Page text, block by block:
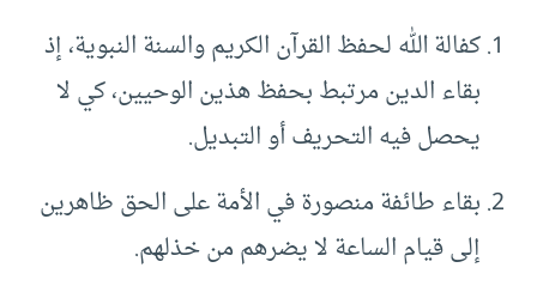
كفالة الله لحفظ القرآن الكريم والسنة النبوية، إذ
بقاء الدين مرتبط بحفظ هذين الوحيين، كي لا
يحصل فيه التحريف أو التبديل.
بقاء طائفة منصورة في الأمة على الحق ظاهرين
إلى قيام الساعة لا يضرهم من خذلهم.